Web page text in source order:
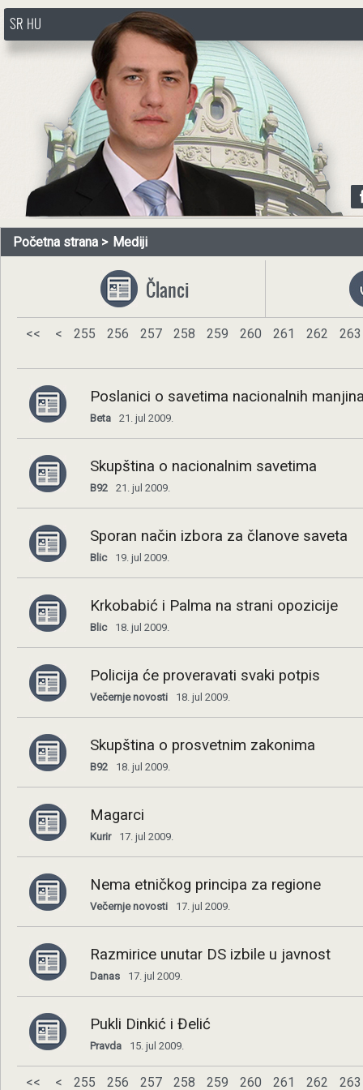
http://www.pasztorbalint.rs/sr
SR HU
Početna strana Mediji
Članci
<< < 255 256 257 258 259 260 261 262 263
Poslanici o savetima nacionalnih
Beta 21. jul 2009.
Skupština o nacionalnim savetima
B92 21. jul 2009.
Sporan način izbora za članove saveta
Blic 19. jul 2009.
Krkobabić i Palma na strani opozicije
Blic 18. jul 2009.
Policija će proveravati svaki potpis
Večernje novosti 18. jul 2009.
Skupština o prosvetnim zakonima
B92 18. jul 2009.
Magarci
Kurir 17. jul 2009.
Nema etničkog principa za regione
Večernje novosti 17. jul 2009.
Razmirice unutar DS izbile u javnost
Danas 17. jul 2009.
Pukli Dinkić i Đelić
Pravda 15. jul 2009.
<< < 255 256 257 258 259 260 261 262 263